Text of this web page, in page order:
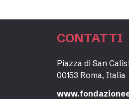
CONTATTI
Piazza di San
00153 Roma, Italia